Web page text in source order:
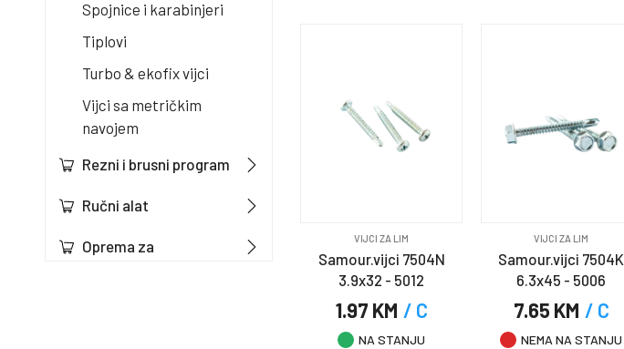
Spojnice i karabinjeri
Tiplovi
Turbo & ekofix vijci
Vijci sa metričkim
navojem
Rezni i brusni program
Ručni alat
Oprema za
VIJCI ZA LIM
Samour.vijci 7504N
3.9x32 - 5012
1.97 KM / C
NA STANJU
VIJCI ZA LIM
Samour.vijci 7504K
6.3x45 - 5006
7.65 KM / C
NEMA NA STANJU